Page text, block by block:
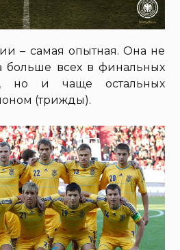
– самая опытная. Она не
больше всех в финальных
но и чаще остальных
(трижды).